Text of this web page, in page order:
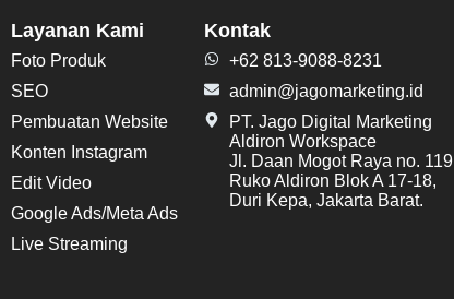
Layanan Kami
Foto Produk
SEO
Pembuatan Website
Konten Instagram
Edit Video
Google Ads/Meta Ads
Live Streaming
Kontak
+62 813-9088-8231
admin@jagomarketing.id
PT. Jago Digital Marketing
Aldiron Workspace
Jl. Daan Mogot Raya no. 119
Ruko Aldiron Blok A 17-18,
Duri Kepa, Jakarta Barat.